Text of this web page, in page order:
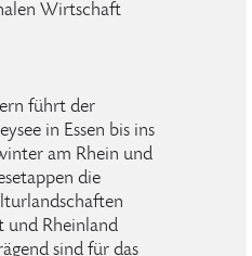
Wirtschaft
führt der
in Essen bis ins
am Rhein und
die
und Rheinland
sind für das